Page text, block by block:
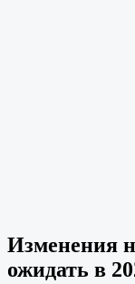
Изменения
ожидать в